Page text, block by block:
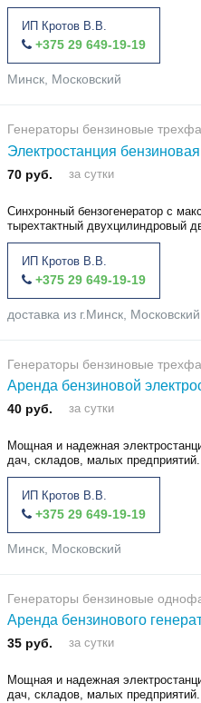
ИП Кротов В.В.
+375 29 649-19-19
Минск, Московский
Генераторы бензиновые
Электростанция
70 руб. за сутки
Синхронный бензогенератор с
тырехтактный двухцилиндровый
ИП Кротов В.В.
+375 29 649-19-19
доставка из г.Минск, Московский
Генераторы бензиновые
Аренда бензиновой
40 руб. за сутки
Мощная и надежная
дач, складов, малых
ИП Кротов В.В.
+375 29 649-19-19
Минск, Московский
Генераторы бензиновые
Аренда бензинового
35 руб. за сутки
Мощная и надежная
дач, складов, малых